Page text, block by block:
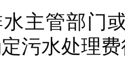
主管部门
污水处理